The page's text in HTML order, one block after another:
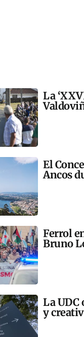
La
El
Ancos
Ferrol
Bruno
La UDC
y